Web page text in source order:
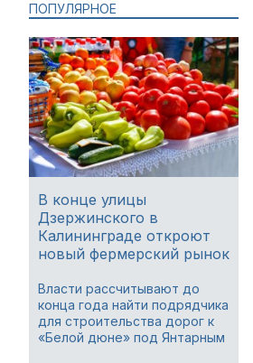
ПОПУЛЯРНОЕ
В конце улицы
Дзержинского в
Калининграде откроют
новый фермерский рынок
Власти рассчитывают до
конца года найти подрядчика
для строительства дорог к
«Белой дюне» под Янтарным